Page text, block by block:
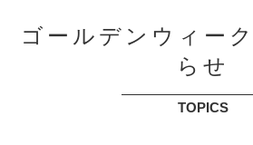
ゴールデンウィー
らせ
TOPICS